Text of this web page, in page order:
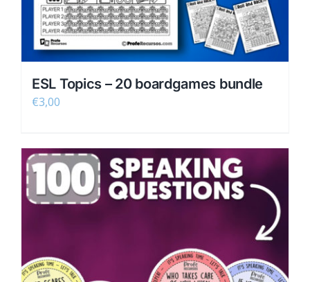
página
de
producto
ESL Topics – 20 boardgames bundle
€3,00